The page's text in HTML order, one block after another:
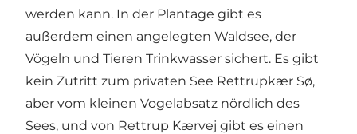
werden kann. In der Plantage gibt es
außerdem einen angelegten Waldsee, der
Vögeln und Tieren Trinkwasser sichert. Es gibt
kein Zutritt zum privaten See Rettrupkær Sø,
aber vom kleinen Vogelabsatz nördlich des
Sees, und von Rettrup Kærvej gibt es einen